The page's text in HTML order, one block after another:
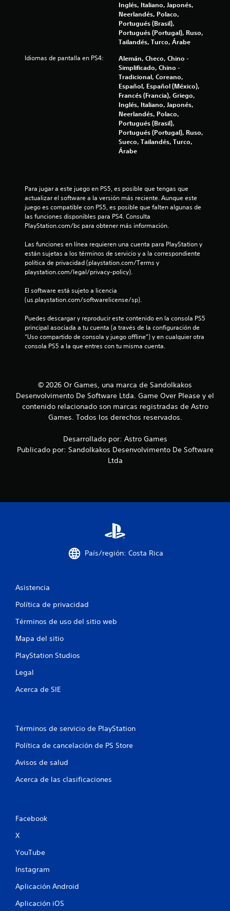
r
e
l
s
u
n
o
d
c
a
c
Inglés, Italiano, Japonés,
Neerlandés, Polaco,
Portugués (Brasil),
Portugués (Portugal), Ruso,
Tailandés, Turco, Árabe
Idiomas de pantalla en PS4:
Alemán, Checo, Chino -
Simplificado, Chino -
Tradicional, Coreano,
Español, Español (México),
Francés (Francia), Griego,
Inglés, Italiano, Japonés,
Neerlandés, Polaco,
Portugués (Brasil),
Portugués (Portugal), Ruso,
Sueco, Tailandés, Turco,
Árabe
Para jugar a este juego en PS5, es posible que tengas que
actualizar el software a la versión más reciente. Aunque este
juego es compatible con PS5, es posible que falten algunas de
las funciones disponibles para PS4. Consulta
PlayStation.com/bc para obtener más información.
Las funciones en línea requieren una cuenta para PlayStation y
están sujetas a los términos de servicio y a la correspondiente
política de privacidad (playstation.com/Terms y
playstation.com/legal/privacy-policy).
El software está sujeto a licencia
(us.playstation.com/softwarelicense/sp).
Puedes descargar y reproducir este contenido en la consola PS5
principal asociada a tu cuenta (a través de la configuración de
“Uso compartido de consola y juego offline”) y en cualquier otra
consola PS5 a la que entres con tu misma cuenta.
© 2026 Or Games, una marca de Sandolkakos
Desenvolvimento De Software Ltda. Game Over Please y el
contenido relacionado son marcas registradas de Astro
Games. Todos los derechos reservados.
Desarrollado por: Astro Games
Publicado por: Sandolkakos Desenvolvimento De Software
Ltda
País/región: Costa Rica
Asistencia
Política de privacidad
Términos de uso del sitio web
Mapa del sitio
PlayStation Studios
Legal
Acerca de SIE
Términos de servicio de PlayStation
Política de cancelación de PS Store
Avisos de salud
Acerca de las clasificaciones
Facebook
X
YouTube
Instagram
Aplicación Android
Aplicación iOS